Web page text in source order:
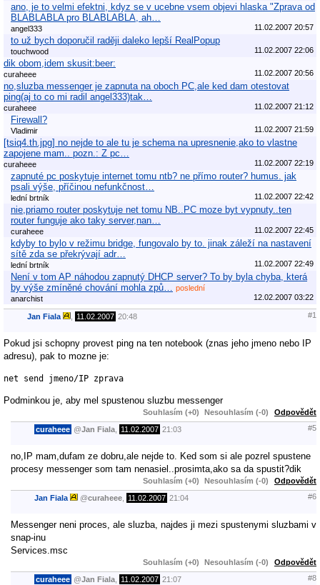
ano, je to velmi efektni, kdyz se v ucebne vsem objevi hlaska "Zprava od
BLABLABLA pro BLABLABLA, ah…
angel333 11.02.2007 20:57
to už bych doporučil raději daleko lepší RealPopup
touchwood 11.02.2007 22:06
dik obom,idem skusit:beer:
curaheee 11.02.2007 20:56
no,sluzba messenger je zapnuta na oboch PC,ale ked dam otestovat
ping(aj to co mi radil angel333)tak…
curaheee 11.02.2007 21:12
Firewall?
Vladimir 11.02.2007 21:59
[tsiq4.th.jpg] no nejde to ale tu je schema na upresnenie,ako to vlastne
zapojene mam.. pozn.: Z pc…
curaheee 11.02.2007 22:19
zapnuté pc poskytuje internet tomu ntb? ne přímo router? humus. jak
psali výše, příčinou nefunkčnost…
lední brtník 11.02.2007 22:42
nie,priamo router poskytuje net tomu NB..PC moze byt vypnuty..ten
router funguje ako taky server,nan…
curaheee 11.02.2007 22:45
kdyby to bylo v režimu bridge, fungovalo by to. jinak záleží na nastavení
sítě zda se překrývají adr…
lední brtník 11.02.2007 22:49
Není v tom AP náhodou zapnutý DHCP server? To by byla chyba, která
by výše zmíněné chování mohla způ…
poslední
anarchist
12.02.2007 03:22
Jan Fiala 11.02.2007 20:48 #1
Pokud jsi schopny provest ping na ten notebook (znas jeho jmeno nebo IP
adresu), pak to mozne je:
net send jmeno/IP zprava
Podminkou je, aby mel spustenou sluzbu messenger
Souhlasím (+0) Nesouhlasím (-0) Odpovědět
curaheee @Jan Fiala 11.02.2007 21:03 #5
no,IP mam,dufam ze dobru,ale nejde to. Ked som si ale pozrel spustene
procesy messenger som tam nenasiel..prosimta,ako sa da spustit?dik
Souhlasím (+0) Nesouhlasím (-0) Odpovědět
Jan Fiala @curaheee 11.02.2007 21:04 #6
Messenger neni proces, ale sluzba, najdes ji mezi spustenymi sluzbami v
snap-inu
Services.msc
Souhlasím (+0) Nesouhlasím (-0) Odpovědět
curaheee @Jan Fiala 11.02.2007 21:07 #8